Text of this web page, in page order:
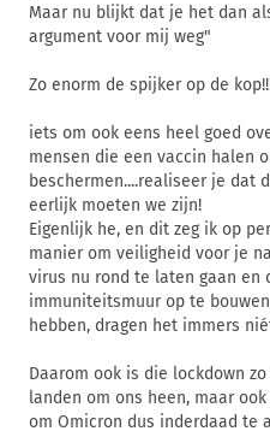
Maar nu blijkt dat je het dan
argument voor mij weg"
Zo enorm de spijker op de
iets om ook eens heel goed
mensen die een vaccin halen
beschermen....realiseer je dat
eerlijk moeten we zijn!
Eigenlijk he, en dit zeg ik op
manier om veiligheid voor je
virus nu rond te laten gaan en
immuniteitsmuur op te
hebben, dragen het immers
Daarom ook is die lockdown
landen om ons heen, maar
om Omicron dus inderdaad te